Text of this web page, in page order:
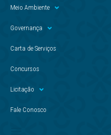
Meio Ambiente
Governança
Carta de Serviços
Concursos
Licitação
Fale Conosco